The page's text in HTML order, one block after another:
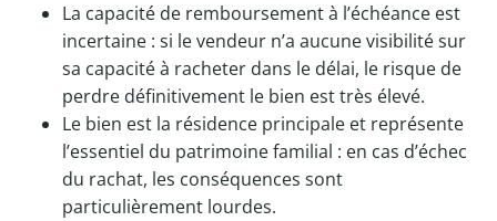
La capacité de remboursement à l’échéance est
incertaine : si le vendeur n’a aucune visibilité sur
sa capacité à racheter dans le délai, le risque de
perdre définitivement le bien est très élevé.
Le bien est la résidence principale et représente
l’essentiel du patrimoine familial : en cas d’échec
du rachat, les conséquences sont
particulièrement lourdes.